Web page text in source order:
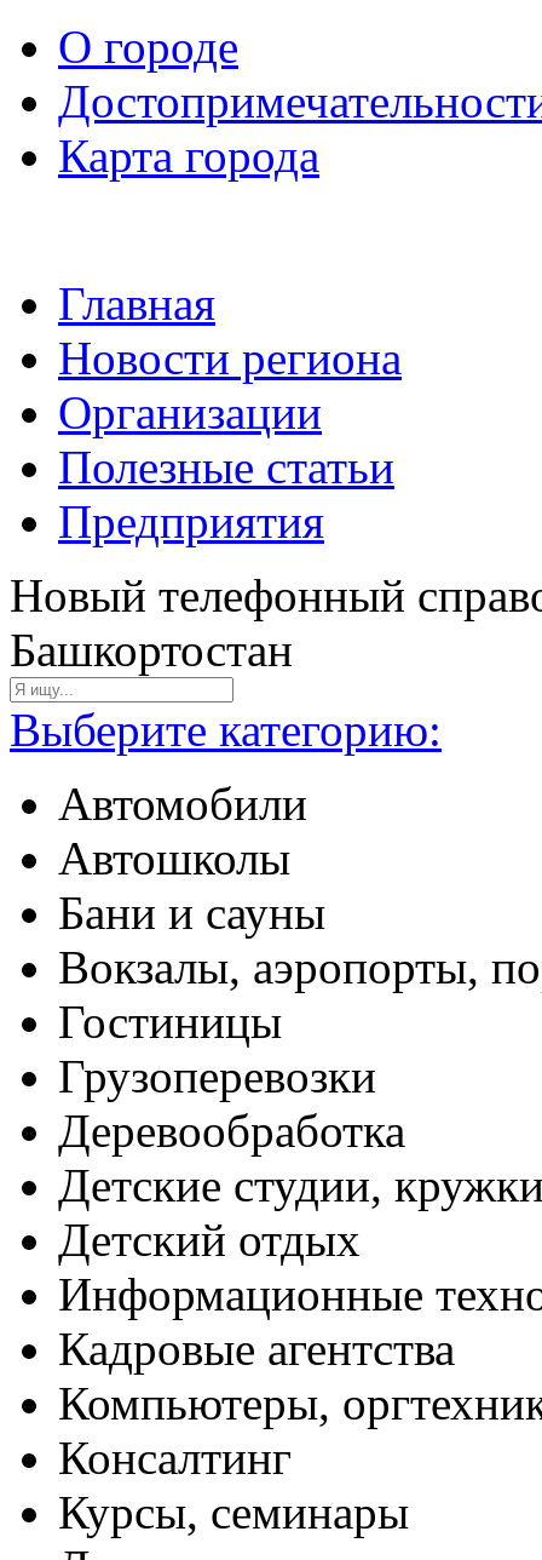
О городе
Карта города
Главная
Новости региона
Организации
Полезные статьи
Предприятия
Новый телефонный
Башкортостан
Выберите категорию:
Автомобили
Автошколы
Бани и сауны
Вокзалы, аэропорты,
Гостиницы
Грузоперевозки
Деревообработка
Детские студии,
Детский отдых
Информационные
Кадровые агентства
Компьютеры,
Консалтинг
Курсы, семинары